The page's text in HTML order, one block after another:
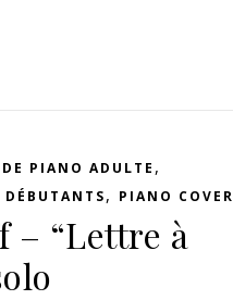
DE PIANO ADULTE ,
, PIANO COVER
– “Lettre à